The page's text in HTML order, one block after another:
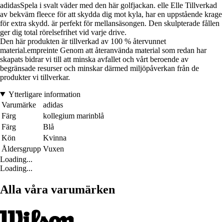
adidasSpela i svalt väder med den här golfjackan. elle Elle Tillverkad
av bekväm fleece för att skydda dig mot kyla, har en uppstående krage
för extra skydd. är perfekt för mellansäsongen. Den skulpterade fållen
ger dig total rörelsefrihet vid varje drive.
Den här produkten är tillverkad av 100 % återvunnet
material.empreinte Genom att återanvända material som redan har
skapats bidrar vi till att minska avfallet och vårt beroende av
begränsade resurser och minskar därmed miljöpåverkan från de
produkter vi tillverkar.
Ytterligare information
Varumärke
adidas
Färg
kollegium marinblå
Färg
Blå
Kön
Kvinna
Åldersgrupp Vuxen
Loading...
Loading...
Alla våra varumärken